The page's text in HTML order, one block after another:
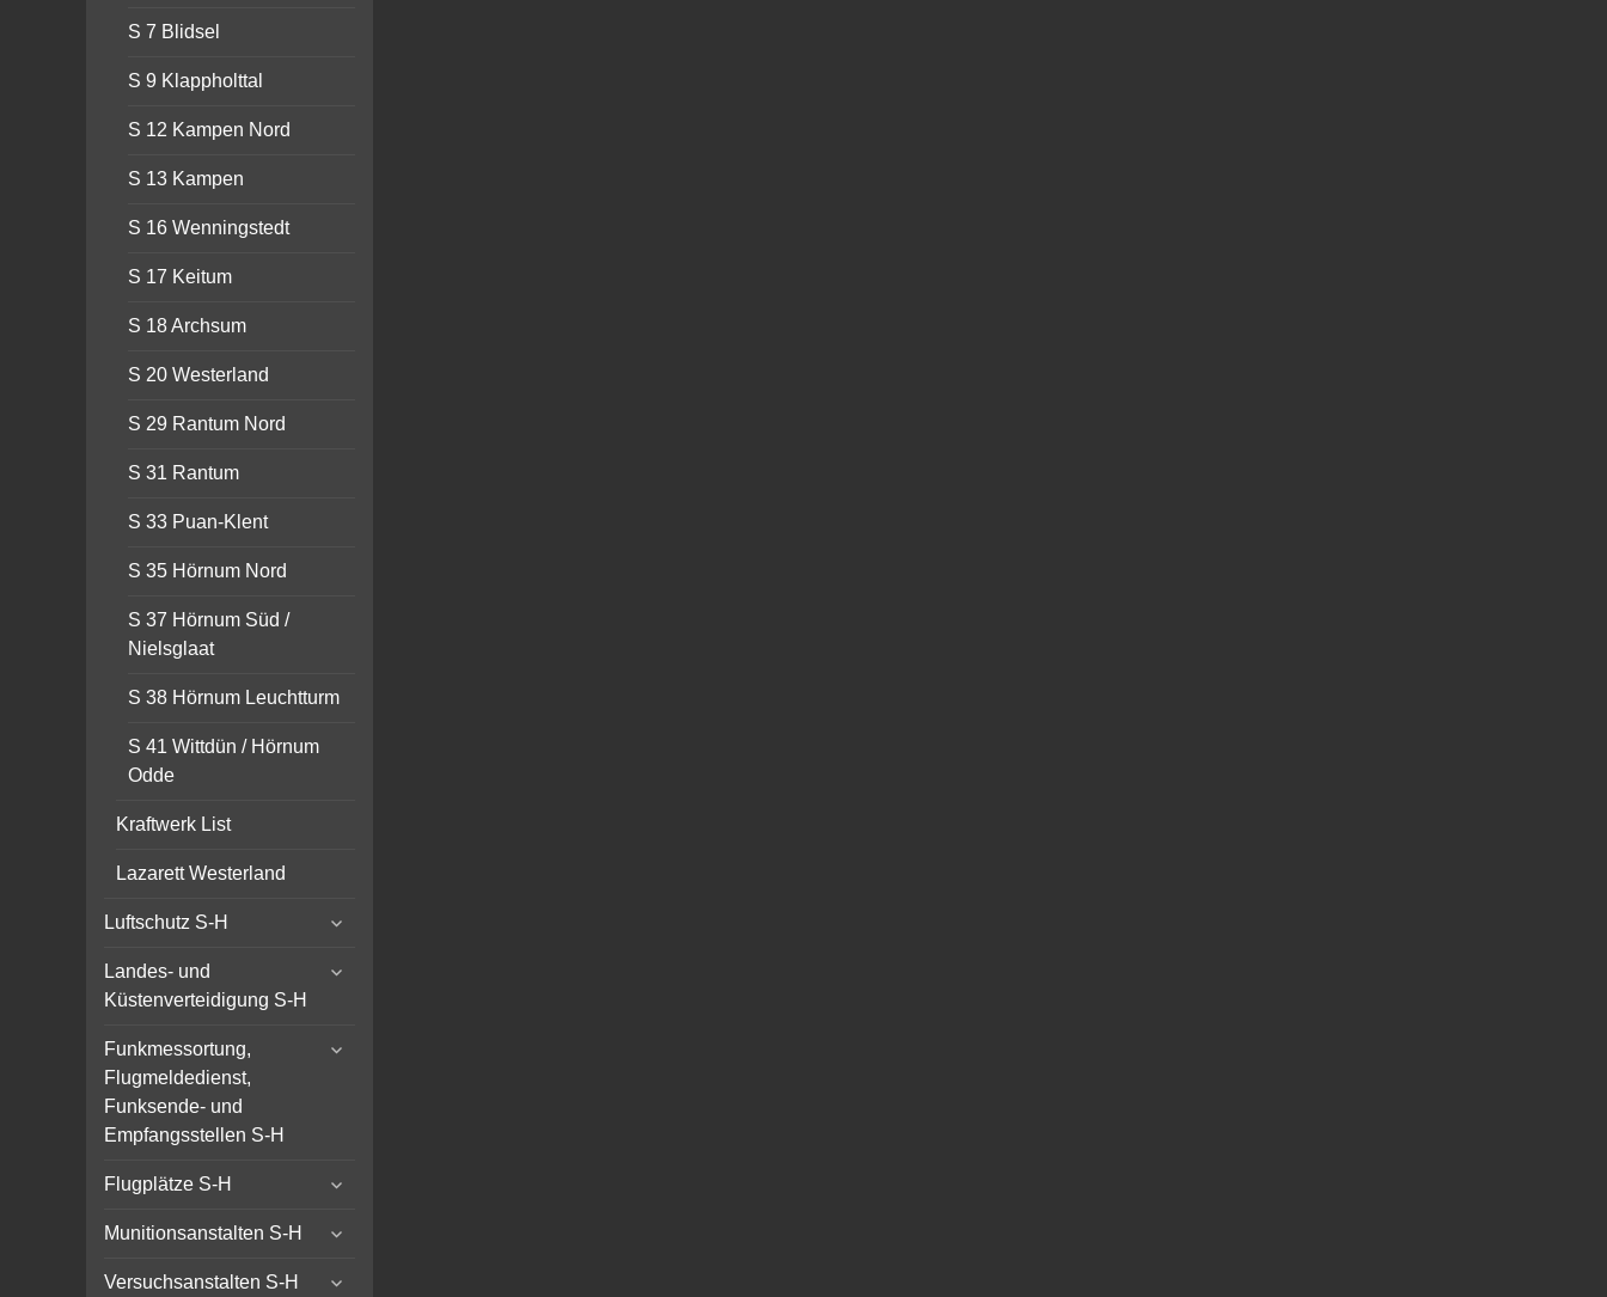
S 7 Blidsel
S 9 Klappholttal
S 12 Kampen Nord
S 13 Kampen
S 16 Wenningstedt
S 17 Keitum
S 18 Archsum
S 20 Westerland
S 29 Rantum Nord
S 31 Rantum
S 33 Puan-Klent
S 35 Hörnum Nord
S 37 Hörnum Süd /
Nielsglaat
S 38 Hörnum Leuchtturm
S 41 Wittdün / Hörnum
Odde
Kraftwerk List
Lazarett Westerland
Luftschutz S-H
expand
menu
Landes- und
Küstenverteidigung S-H
expand
Funkmessortung,
Flugmeldedienst,
Funksende- und
Empfangsstellen S-H
expand
Flugplätze S-H
expand
menu
Munitionsanstalten S-H
expand
menu
Versuchsanstalten S-H
expand